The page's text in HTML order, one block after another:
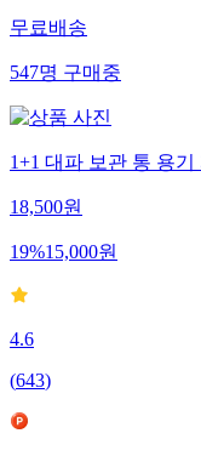
무료배송
547명구매중
1+1 대파 보관 통 용
18,500원
19%15,000원
4.6
(643)